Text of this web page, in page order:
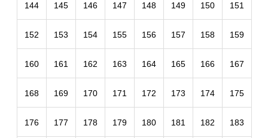
144 145 146 147 148 149 150 151
152 153 154 155 156 157 158 159
160 161 162 163 164 165 166 167
168 169 170 171 172 173 174 175
176 177 178 179 180 181 182 183